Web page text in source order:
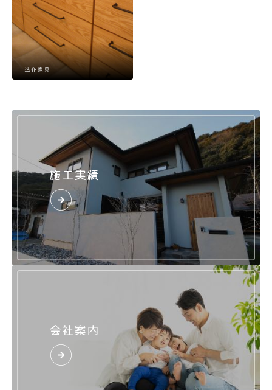
造作家具
施工実績
会社案内